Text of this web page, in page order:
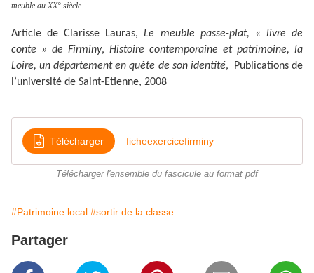
meuble au XX° siècle.
Article de Clarisse Lauras,Le meuble passe-plat, « livre de
conte » de Firminy, Histoire contemporaine et patrimoine, la
Loire, un département en quête de son identité, Publications de
l’université de Saint-Etienne, 2008
Télécharger ficheexercicefirminy
Télécharger l'ensemble du fascicule au format pdf
#Patrimoine local #sortir de la classe
Partager